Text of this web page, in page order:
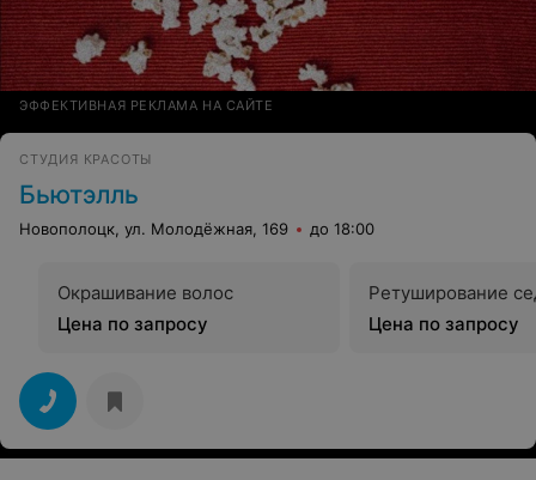
ЭФФЕКТИВНАЯ РЕКЛАМА НА САЙТЕ
СТУДИЯ КРАСОТЫ
Бьютэлль
Новополоцк, ул. Молодёжная, 169 до 18:00
Окрашивание волос
Цена по запросу
Ретуширование
Цена по запросу